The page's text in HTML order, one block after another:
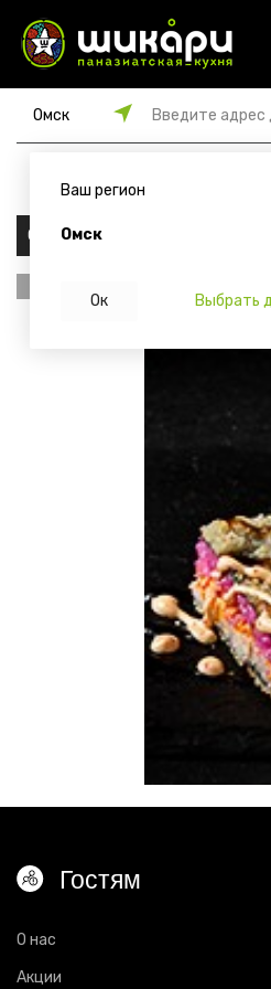
Омск Введите адрес
Ваш регион
Омск
Ок Выбрать
Сеты
Гостям
О нас
Акции